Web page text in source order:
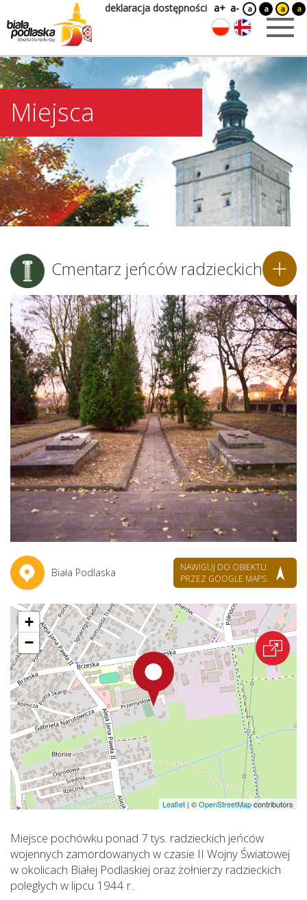
deklaracja dostępności a+ a- a a a a
Miejsca
Cmentarz jeńców radzieckich
Biała Podlaska
NAWIGUJ DO OBIEKTU
PRZEZ GOOGLE MAPS
+
−
Leaflet | ©OpenStreetMapcontributors
Miejsce pochówku ponad 7 tys. radzieckich jeńców
wojennych zamordowanych w czasie II Wojny Światowej
w okolicach Białej Podlaskiej oraz żołnierzy radzieckich
poległych w lipcu 1944 r..